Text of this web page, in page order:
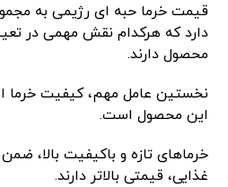
قیمت خرما حبه ای رژیمی به
دارد که هرکدام نقش مهمی در
محصول دارند.
نخستین عامل مهم، کیفیت خرما
این محصول است.
خرماهای تازه و باکیفیت بالا،
غذایی، قیمتی بالاتر دارند.